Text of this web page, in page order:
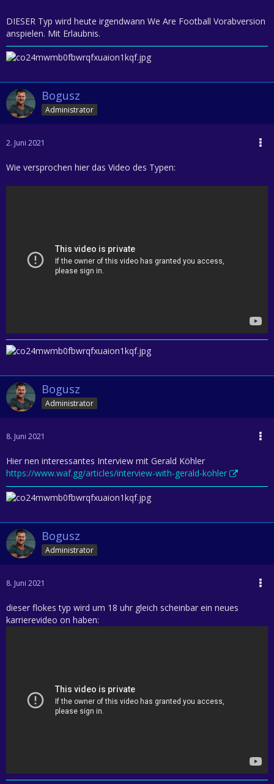
DIESER Typ wird heute irgendwann We Are Football Vorabversion
anspielen. Mit Erlaubnis.
Bogusz
Administrator
2. Juni 2021
Wie versprochen hier das Video des Typen:
Bogusz
Administrator
8. Juni 2021
Hier nen interessantes Interview mit Gerald Köhler
https://www.waf.gg/articles/interview-with-gerald-kohler
Bogusz
Administrator
8. Juni 2021
dieser flokes typ wird um 18 uhr gleich scheinbar ein neues
karrierevideo on haben: